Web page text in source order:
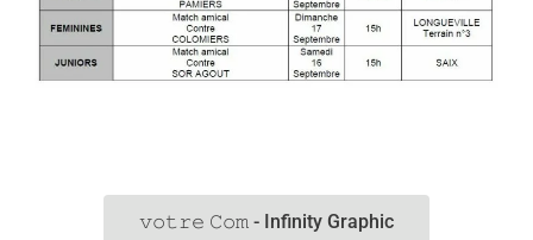
𝚟𝚘𝚝𝚛𝚎 𝙲𝚘𝚖 - Infinity Graphic